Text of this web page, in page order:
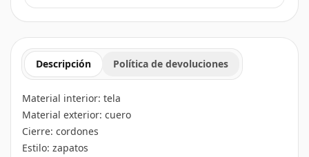
Descripción Política de devoluciones
Material interior: tela
Material exterior: cuero
Cierre: cordones
Estilo: zapatos